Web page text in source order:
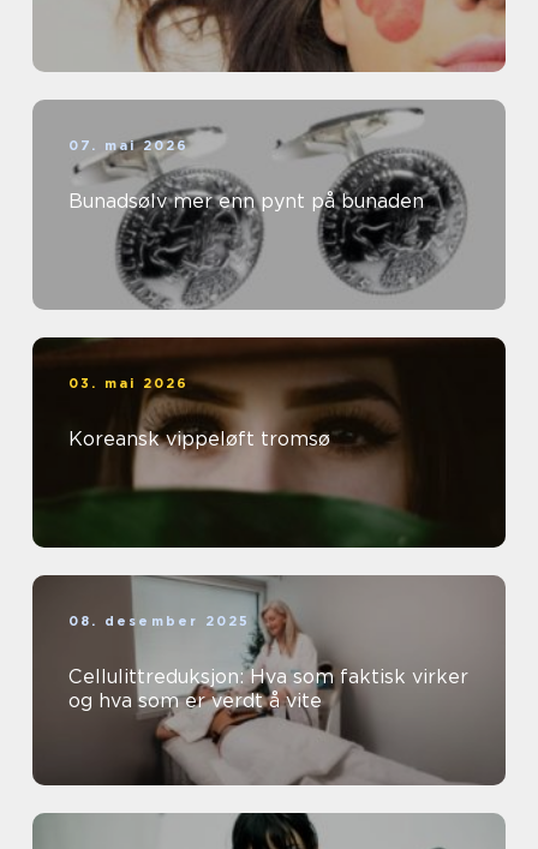
07. mai 2026
Bunadsølv mer enn pynt på bunaden
03. mai 2026
Koreansk vippeløft tromsø
08. desember 2025
Cellulittreduksjon: Hva som faktisk virker
og hva som er verdt å vite